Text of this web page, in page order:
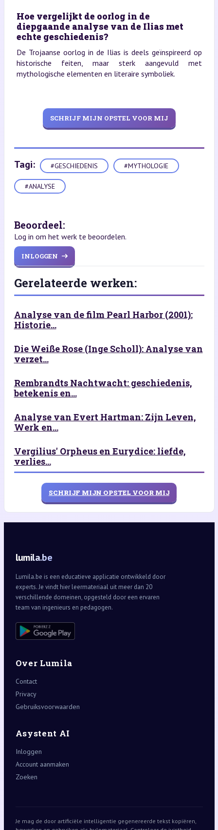
Hoe vergelijkt de oorlog in de
diepgaande analyse van de Ilias met
echte geschiedenis?
De Trojaanse oorlog in de Ilias is deels geïnspireerd op
historische feiten, maar sterk aangevuld met
mythologische elementen en literaire symboliek.
SCHRIJF MIJN OPSTEL VOOR MIJ
Tagi: #GESCHIEDENIS #MYTHOLOGIE
#ANALYSE
Beoordeel:
Log in om het werk te beoordelen.
INLOGGEN
Gerelateerde werken:
Analyse van de film Pearl Harbor (2001):
Historie...
Die Weiße Rose (Inge Scholl): Analyse van
verzet...
Rembrandts Nachtwacht: geschiedenis,
betekenis en...
Analyse van Evert Hartman: Zijn Leven,
Werk en...
Vergilius' Orpheus en Eurydice: liefde,
verlies...
SCHRIJF MIJN OPSTEL VOOR MIJ
lumila.be
Lumila.be is een educatieve applicatie ontwikkeld door
experts. Je vindt hier leermateriaal uit meer dan 20
verschillende domeinen, opgesteld door een ervaren
team van ingenieurs en pedagogen.
Over Lumila
Contact
Privacy
Gebruiksvoorwaarden
Asystent AI
Inloggen
Account aanmaken
Zoeken
Je mag de door artificiële intelligentie gegenereerde tekst kopiëren,